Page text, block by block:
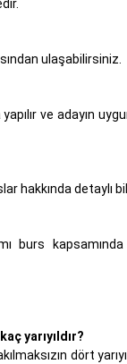
ulaşabilirsiniz.
ve adayın
hakkında detaylı
burs
yarıyıldır?
dört